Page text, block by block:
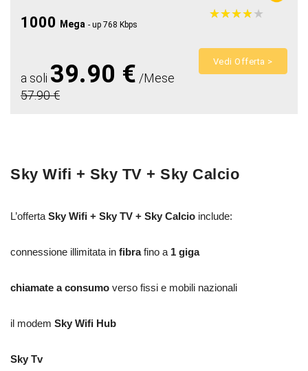
1000 Mega - up 768 Kbps
★★★★★
★★★★★
a soli 39.90 € /Mese
57.90 €
Vedi Offerta >
Sky Wifi + Sky TV + Sky Calcio
L’offerta Sky Wifi + Sky TV + Sky Calcio include:
connessione illimitata in fibrafino a 1 giga
chiamate a consumo verso fissi e mobili nazionali
il modem Sky Wifi Hub
Sky Tv